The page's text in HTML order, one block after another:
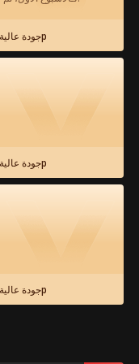
جودة عالية 1080p
جودة عالية 1080p
جودة عالية 1080p